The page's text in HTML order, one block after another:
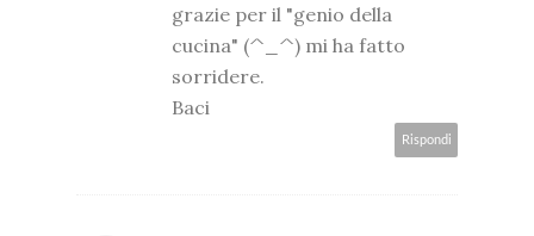
grazie per il "genio della
cucina" (^_^) mi ha fatto
sorridere.
Baci
Rispondi